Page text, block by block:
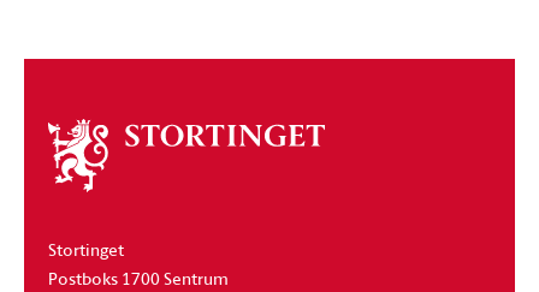
Om
stortinget
Stortinget
Postboks 1700 Sentrum